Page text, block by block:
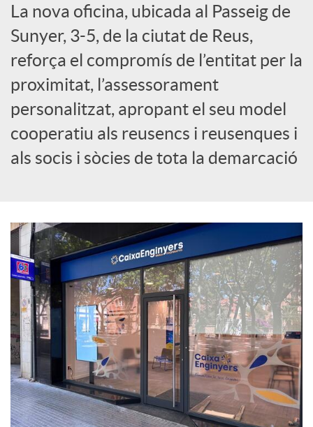
s
S
o
c
a
l
s
La nova oficina, ubicada al Passeig de
Sunyer, 3-5, de la ciutat de Reus,
reforça el compromís de l’entitat per la
proximitat, l’assessorament
personalitzat, apropant el seu model
cooperatiu als reusencs i reusenques i
als socis i sòcies de tota la demarcació